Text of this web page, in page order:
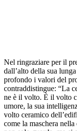
Nel ringraziare per il
dall’alto della sua
profondo i valori del
contraddistingue: “La
ne è il volto. È il volto
umore, la sua
volto ceramico
come la maschera